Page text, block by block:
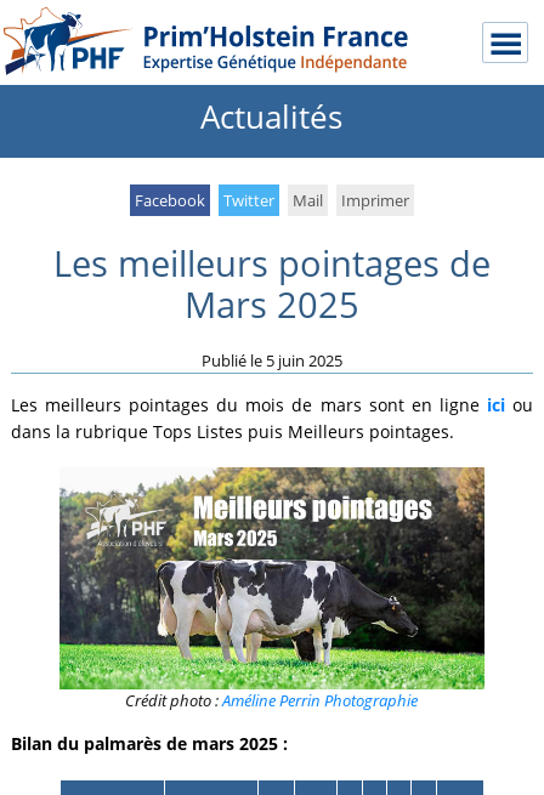
Actualités
Facebook Twitter Mail Imprimer
Les meilleurs pointages de
Mars 2025
Publié le 5 juin 2025
Les meilleurs pointages du mois de mars sont en ligne iciou
dans la rubrique Tops Listes puis Meilleurs pointages.
Crédit photo :Améline Perrin Photographie
Bilan du palmarès de mars 2025 :